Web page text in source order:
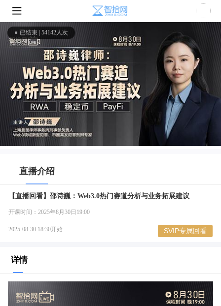
已结束 | 54142人次
直播介绍
【直播回看】邵诗巍：Web3.0热门赛道分析与业务拓展建议
开课时间：2025年8月30日19:00
2025-08-30 18:30开始 SVIP专属回看
详情